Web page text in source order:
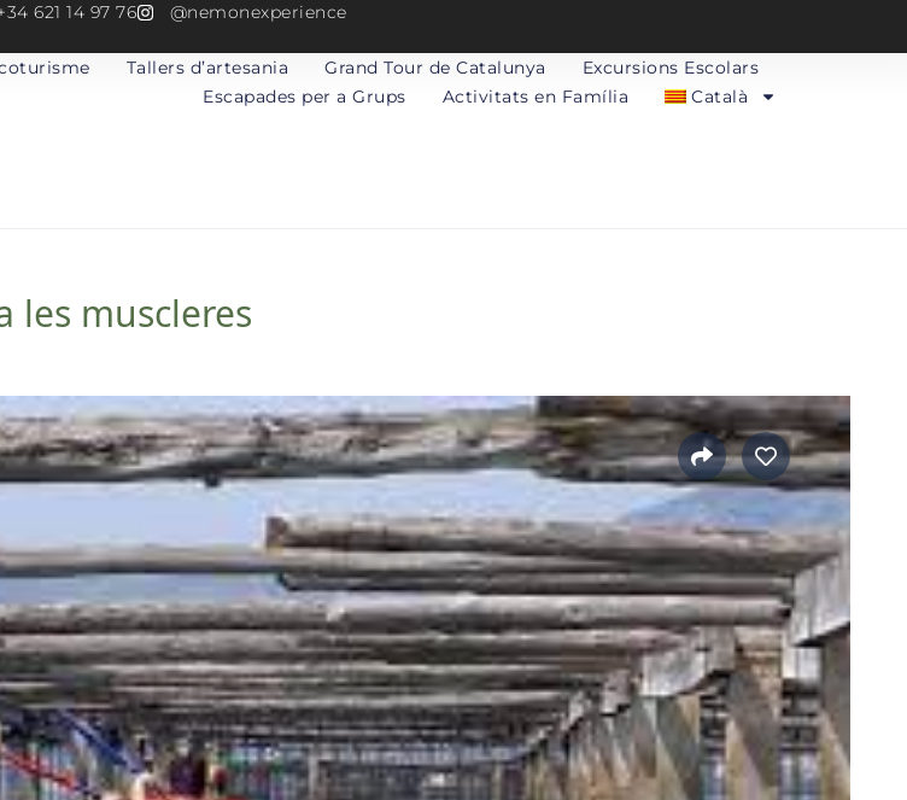
621 14 97 76 @nemonexperience
Tallers d’artesania Grand Tour de Catalunya
Excursions Escolars
Escapades per a Grups
Activitats en Família Català
les muscleres